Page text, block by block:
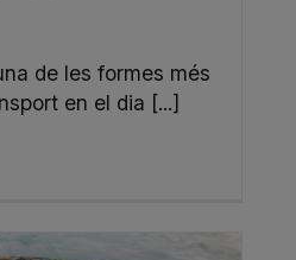
de les formes més
en el dia [...]